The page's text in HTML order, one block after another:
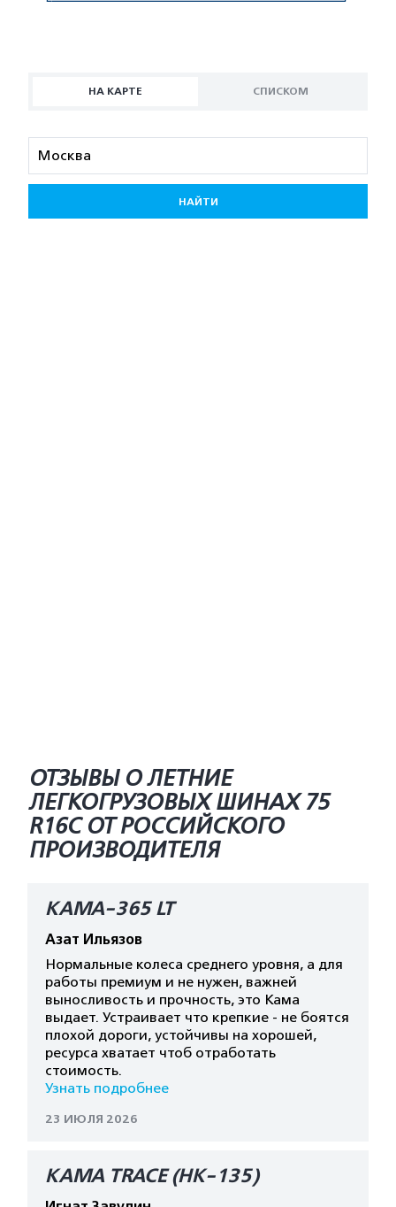
НА КАРТЕ СПИСКОМ
НАЙТИ
ОТЗЫВЫ О ЛЕТНИЕ
ЛЕГКОГРУЗОВЫХ ШИНАХ 75
R16C ОТ РОССИЙСКОГО
ПРОИЗВОДИТЕЛЯ
КАМА-365 LT
Азат Ильязов
Нормальные колеса среднего уровня, а для
работы премиум и не нужен, важней
выносливость и прочность, это Кама
выдает. Устраивает что крепкие - не боятся
плохой дороги, устойчивы на хорошей,
ресурса хватает чтоб отработать
стоимость.
Узнать подробнее
23 ИЮЛЯ 2026
КАМА TRACE (HK-135)